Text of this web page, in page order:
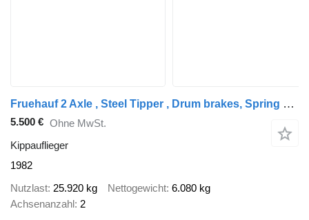
Fruehauf 2 Axle , Steel Tipper , Drum brakes, Spring suspension
5.500 € Ohne MwSt.
Kippauflieger
1982
Nutzlast 25.920 kg Nettogewicht 6.080 kg
Achsenanzahl 2